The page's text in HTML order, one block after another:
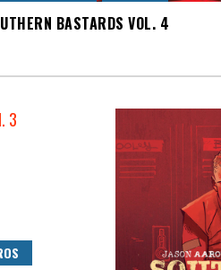
BASTARDS VOL. 4